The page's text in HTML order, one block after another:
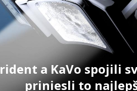
PRODUKT
10 ks
94,00€
a KaVo spojili
priniesli to